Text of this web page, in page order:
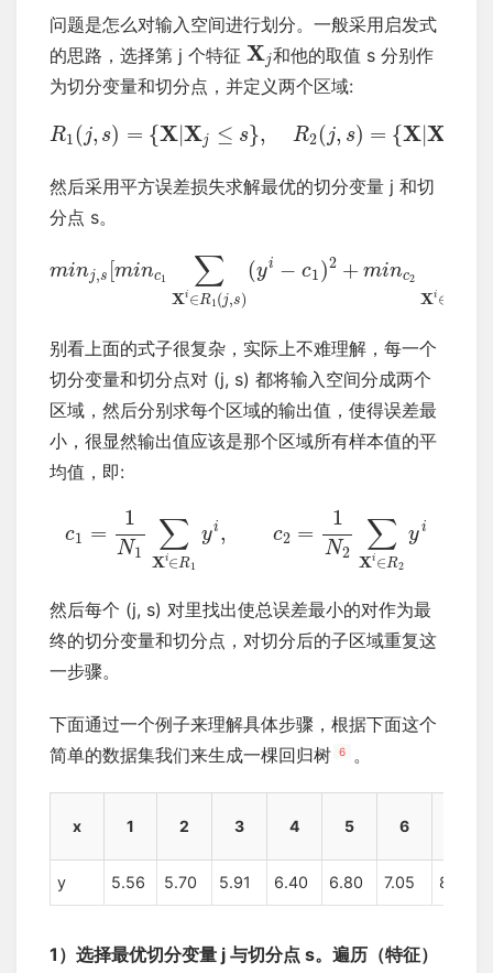
问题是怎么对输入空间进行划分。一般采用启发式
的思路，选择第 j 个特征 Xj和他的取值 s 分别作
为切分变量和切分点，并定义两个区域:
R1(j, s) = {X|Xj ≤ s}, R2(j, s) = {X|X
然后采用平方误差损失求解最优的切分变量 j 和切
分点 s。
minj,s [minc1 ∑
Xi ∈R1(j,s)
(yi − c1)2 + minc2
Xi ∈
别看上面的式子很复杂，实际上不难理解，每一个
切分变量和切分点对 (j, s) 都将输入空间分成两个
区域，然后分别求每个区域的输出值，使得误差最
小，很显然输出值应该是那个区域所有样本值的平
均值，即:
c1 =
1
N1 ∑
Xi∈R1
yi , c2 =
1
N2 ∑
Xi ∈R2
yi
然后每个 (j, s) 对里找出使总误差最小的对作为最
终的切分变量和切分点，对切分后的子区域重复这
一步骤。
下面通过一个例子来理解具体步骤，根据下面这个
简单的数据集我们来生成一棵回归树 6 。
x 1 2 3 4 5 6
y 5.56 5.70 5.91 6.40 6.80 7.05 8.90
1）选择最优切分变量 j 与切分点 s。遍历（特征）